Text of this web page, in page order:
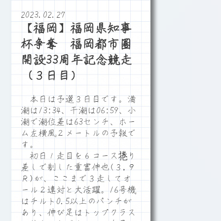
2023.02.27
【福岡】福岡県知事
杯争奪 福岡都市圏
開設33周年記念競走
（３日目）
本日は予選３日目です。満
潮は13:34、干潮は06:59、小
潮で潮位差は63センチ、ホー
ム左横風２メートルの予報で
す。
初日１走目を６コース捲り
差しで制した重富伸也(３,９
Ｒ)が、ここまで３走してオ
ール２連対と大活躍。16号機
はチルト0.5以上のパンチが
あり、伸び足はトップクラス